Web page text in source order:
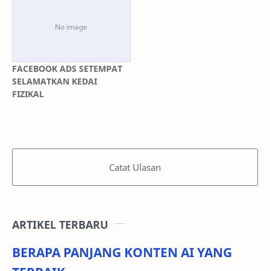
FACEBOOK ADS SETEMPAT
SELAMATKAN KEDAI
FIZIKAL
Catat Ulasan
ARTIKEL TERBARU
BERAPA PANJANG KONTEN AI YANG